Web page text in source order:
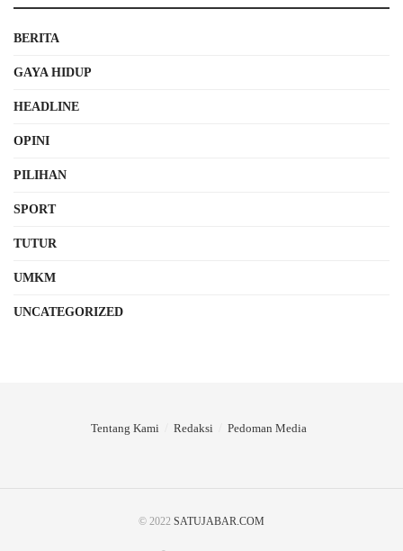
BERITA
GAYA HIDUP
HEADLINE
OPINI
PILIHAN
SPORT
TUTUR
UMKM
UNCATEGORIZED
Tentang Kami Redaksi Pedoman Media
© 2022 SATUJABAR.COM